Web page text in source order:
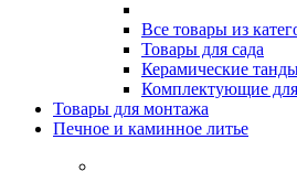
Все товары из
Товары для сада
Керамические
Комплектующие
Товары для монтажа
Печное и каминное литье